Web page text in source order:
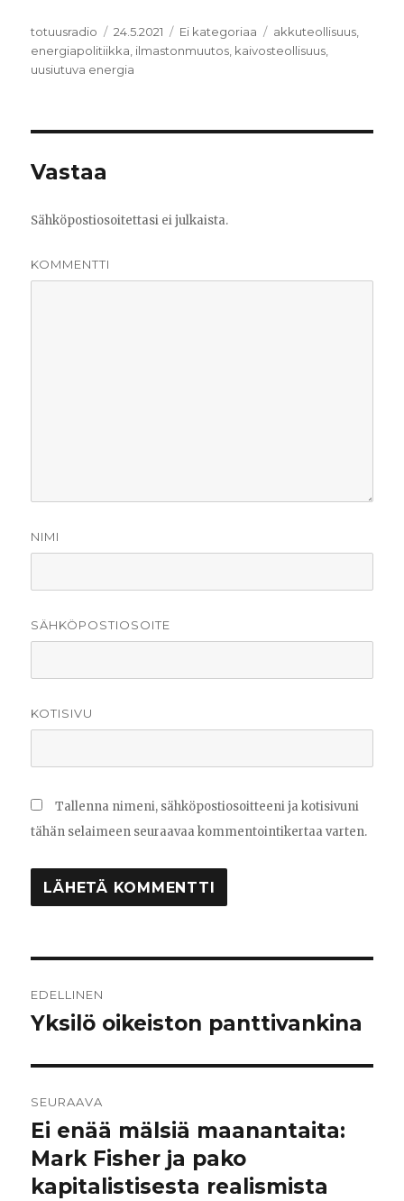
Kirjoittaja
totuusradio Julkaistu
24.5.2021 Kategoriat
Ei kategoriaa Avainsanat
akkuteollisuus,
energiapolitiikka, ilmastonmuutos, kaivosteollisuus,
uusiutuva energia
Vastaa
Sähköpostiosoitettasi ei julkaista.
KOMMENTTI
NIMI
SÄHKÖPOSTIOSOITE
KOTISIVU
Tallenna nimeni, sähköpostiosoitteeni ja kotisivuni
tähän selaimeen seuraavaa kommentointikertaa varten.
selaus
EDELLINEN
Edellinen
Yksilö oikeiston panttivankina
SEURAAVA
Seuraava
artikkeli:
Ei enää mälsiä maanantaita:
Mark Fisher ja pako
kapitalistisesta realismista